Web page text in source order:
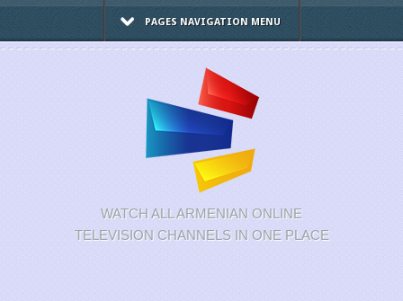
PAGES NAVIGATION MENU
WATCH ALL ARMENIAN ONLINE
TELEVISION CHANNELS IN ONE PLACE